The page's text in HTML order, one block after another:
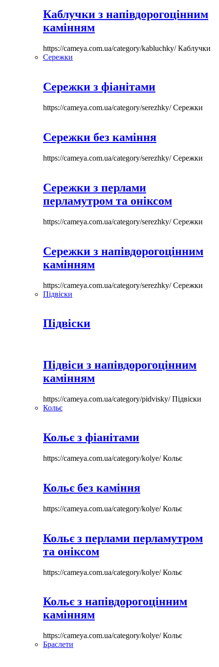
Каблучки з напівдорогоцінним
камінням
https://cameya.com.ua/category/kabluchky/Каблучки
Сережки
Сережки з фіанітами
https://cameya.com.ua/category/serezhky/Сережки
Сережки без каміння
https://cameya.com.ua/category/serezhky/Сережки
Сережки з перлами
перламутром та оніксом
https://cameya.com.ua/category/serezhky/Сережки
Сережки з напівдорогоцінним
камінням
https://cameya.com.ua/category/serezhky/Сережки
Підвіски
Підвіски
Підвіси з напівдорогоцінним
камінням
https://cameya.com.ua/category/pidvisky/Підвіски
Кольє
Кольє з фіанітами
https://cameya.com.ua/category/kolye/Кольє
Кольє без каміння
https://cameya.com.ua/category/kolye/Кольє
Кольє з перлами перламутром
та оніксом
https://cameya.com.ua/category/kolye/Кольє
Кольє з напівдорогоцінним
камінням
https://cameya.com.ua/category/kolye/Кольє
Браслети